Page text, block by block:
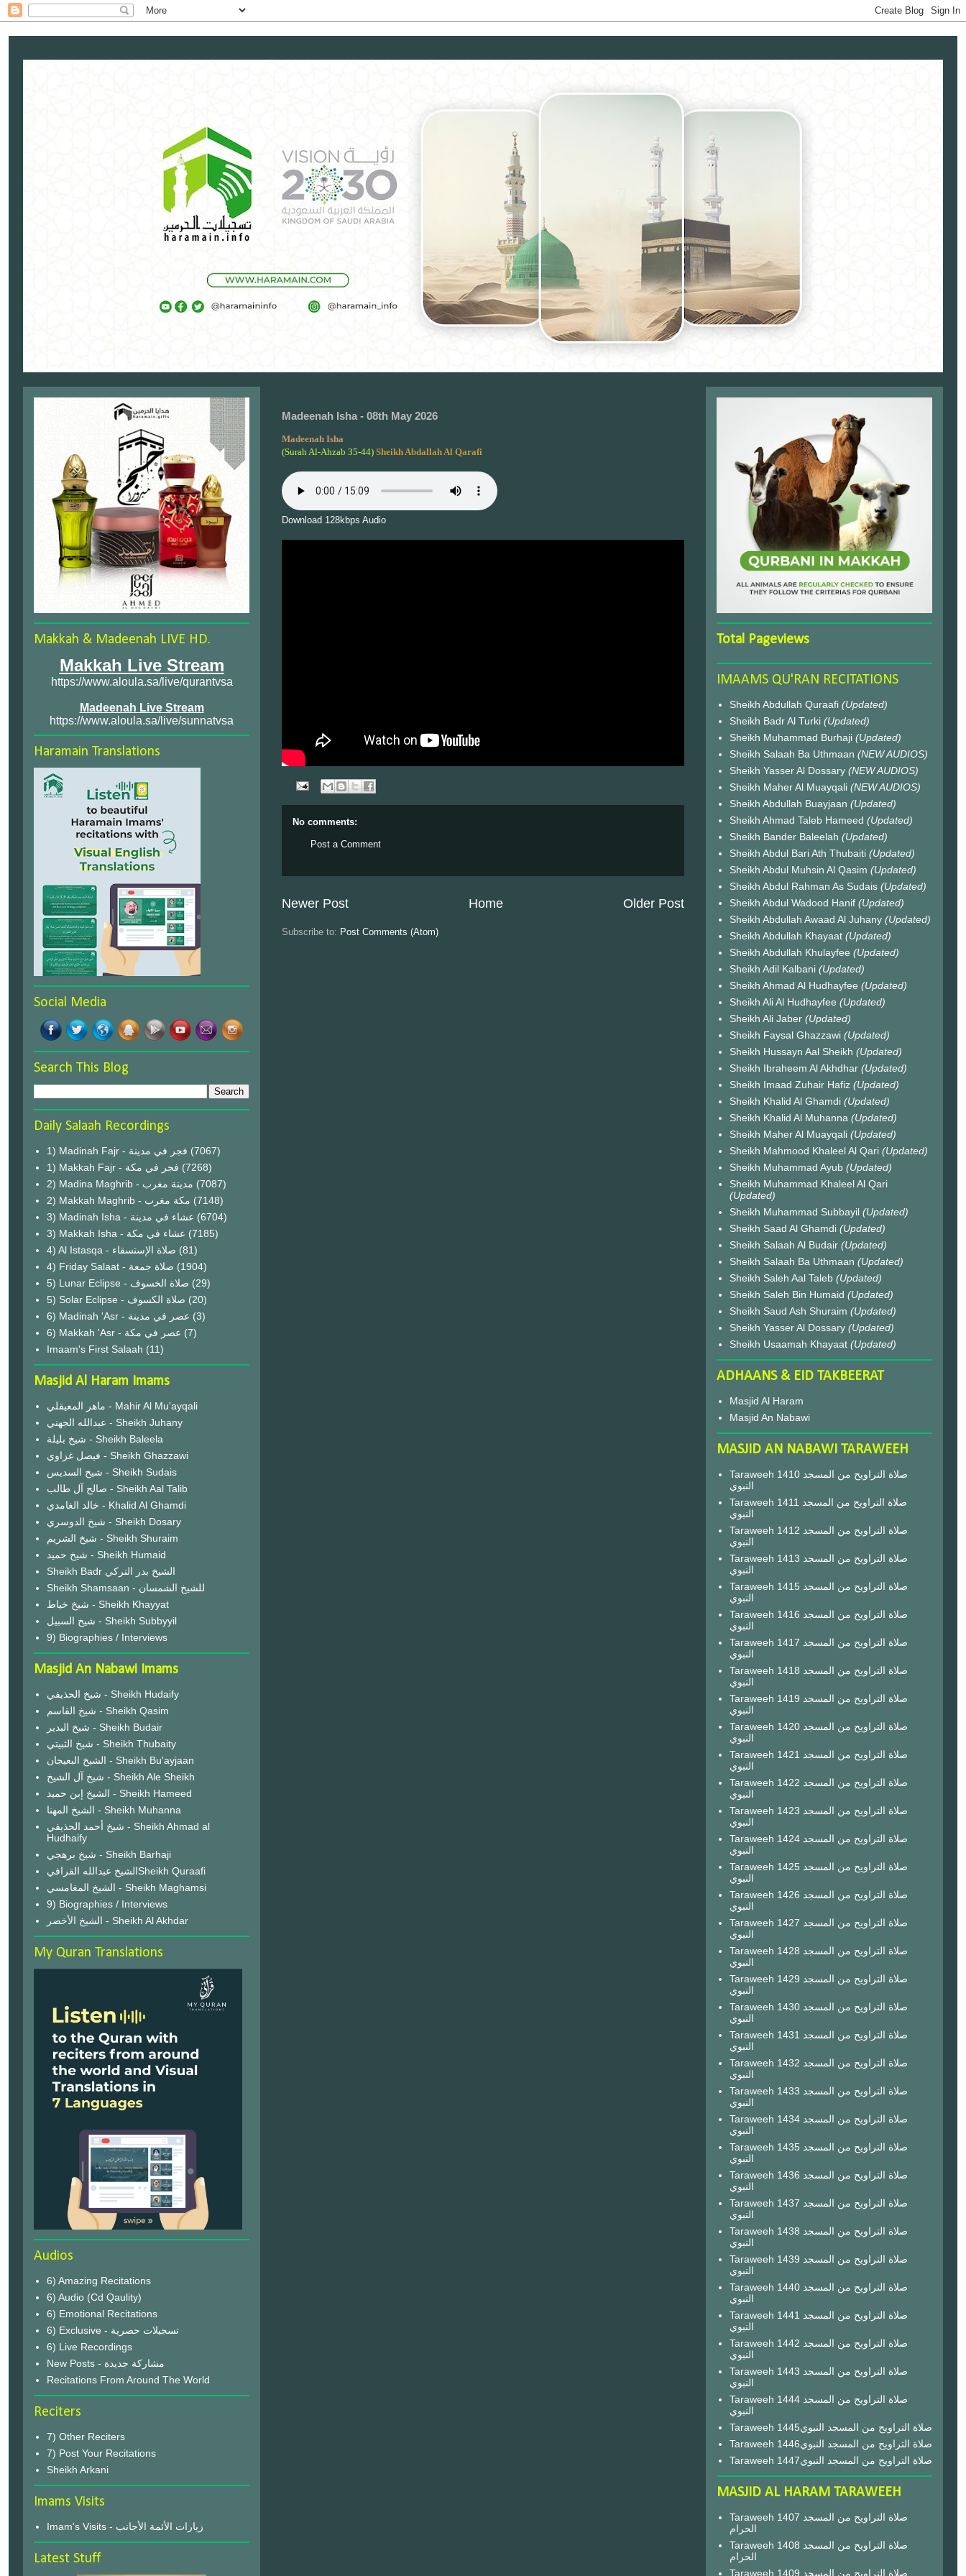
Madeenah Isha - 08th May 2026
Madeenah Isha
(Surah Al-Ahzab 35-44) Sheikh Abdallah Al Qarafi
Download 128kbps Audio
No comments:
Post a Comment
Newer Post Older Post
Home
Subscribe to: Post Comments (Atom)
Makkah & Madeenah LIVE HD.
Makkah Live Stream
https://www.aloula.sa/live/qurantvsa
Madeenah Live Stream
https://www.aloula.sa/live/sunnatvsa
Haramain Translations
Social Media
Search This Blog
Daily Salaah Recordings
1) Madinah Fajr - فجر في مدينة (7067)
1) Makkah Fajr - فجر في مكة (7268)
2) Madina Maghrib - مدينة مغرب (7087)
2) Makkah Maghrib - مكة مغرب (7148)
3) Madinah Isha - عشاء في مدينة (6704)
3) Makkah Isha - عشاء في مكة (7185)
4) Al Istasqa - صلاة الإستسقاء (81)
4) Friday Salaat - صلاة جمعة (1904)
5) Lunar Eclipse - صلاة الخسوف (29)
(20)
6) Madinah 'Asr - عصر في مدينة (3)
6) Makkah 'Asr - عصر في مكة (7)
Imaam's First Salaah (11)
Masjid Al Haram Imams
ماهر المعيقلي - Mahir Al Mu'ayqali
عبدالله الجهني - Sheikh Juhany
شيخ بليلة - Sheikh Baleela
فيصل غزاوي - Sheikh Ghazzawi
شيخ السديس - Sheikh Sudais
صالح آل طالب - Sheikh Aal Talib
خالد الغامدي - Khalid Al Ghamdi
شيخ الدوسري - Sheikh Dosary
شيخ الشريم - Sheikh Shuraim
شيخ حميد - Sheikh Humaid
Sheikh Badr الشيخ بدر التركي
Sheikh Shamsaan - للشيخ الشمسان
شيخ خياط - Sheikh Khayyat
شيخ السبيل - Sheikh Subbyyil
9) Biographies / Interviews
Masjid An Nabawi Imams
شيخ الحذيفي - Sheikh Hudaify
شيخ القاسم - Sheikh Qasim
شيخ البدير - Sheikh Budair
شيخ الثبيتي - Sheikh Thubaity
الشيخ البعيجان - Sheikh Bu'ayjaan
شيخ آل الشيخ - Sheikh Ale Sheikh
الشيخ إبن حميد - Sheikh Hameed
الشيخ المهنا - Sheikh Muhanna
شيخ أحمد الحذيفي - Sheikh Ahmad al
Hudhaify
شيخ برهجي - Sheikh Barhaji
الشيخ عبدالله القرافيSheikh Quraafi
الشيخ المغامسي - Sheikh Maghamsi
9) Biographies / Interviews
الشيخ الأخضر - Sheikh Al Akhdar
My Quran Translations
Audios
6) Amazing Recitations
6) Audio (Cd Qaulity)
6) Emotional Recitations
6) Exclusive - تسجيلات حصرية
6) Live Recordings
New Posts - مشاركة جديدة
Recitations From Around The World
Reciters
7) Other Reciters
7) Post Your Recitations
Sheikh Arkani
Imams Visits
Imam's Visits - زيارات الأئمة الأجانب
Latest Stuff
Total Pageviews
IMAAMS QU'RAN RECITATIONS
Sheikh Abdullah Quraafi (Updated)
Sheikh Badr Al Turki (Updated)
Sheikh Muhammad Burhaji (Updated)
Sheikh Salaah Ba Uthmaan (NEW AUDIOS)
Sheikh Yasser Al Dossary (NEW AUDIOS)
Sheikh Maher Al Muayqali (NEW AUDIOS)
Sheikh Abdullah Buayjaan (Updated)
Sheikh Ahmad Taleb Hameed (Updated)
Sheikh Bander Baleelah (Updated)
Sheikh Abdul Bari Ath Thubaiti (Updated)
Sheikh Abdul Muhsin Al Qasim (Updated)
Sheikh Abdul Rahman As Sudais (Updated)
Sheikh Abdul Wadood Hanif (Updated)
Sheikh Abdullah Awaad Al Juhany (Updated)
Sheikh Abdullah Khayaat (Updated)
Sheikh Abdullah Khulayfee (Updated)
Sheikh Adil Kalbani (Updated)
Sheikh Ahmad Al Hudhayfee (Updated)
Sheikh Ali Al Hudhayfee (Updated)
Sheikh Ali Jaber (Updated)
Sheikh Faysal Ghazzawi (Updated)
Sheikh Hussayn Aal Sheikh (Updated)
Sheikh Ibraheem Al Akhdhar (Updated)
Sheikh Imaad Zuhair Hafiz (Updated)
Sheikh Khalid Al Ghamdi (Updated)
Sheikh Khalid Al Muhanna (Updated)
Sheikh Maher Al Muayqali (Updated)
Sheikh Mahmood Khaleel Al Qari (Updated)
Sheikh Muhammad Ayub (Updated)
Sheikh Muhammad Khaleel Al Qari
(Updated)
Sheikh Muhammad Subbayil (Updated)
Sheikh Saad Al Ghamdi (Updated)
Sheikh Salaah Al Budair (Updated)
Sheikh Salaah Ba Uthmaan (Updated)
Sheikh Saleh Aal Taleb (Updated)
Sheikh Saleh Bin Humaid (Updated)
Sheikh Saud Ash Shuraim (Updated)
Sheikh Yasser Al Dossary (Updated)
Sheikh Usaamah Khayaat (Updated)
ADHAANS & EID TAKBEERAT
Masjid Al Haram
Masjid An Nabawi
MASJID AN NABAWI TARAWEEH
Taraweeh 1410 صلاة التراويح من المسجد
النبوي
Taraweeh 1411 صلاة التراويح من المسجد
النبوي
Taraweeh 1412 صلاة التراويح من المسجد
النبوي
Taraweeh 1413 صلاة التراويح من المسجد
النبوي
Taraweeh 1415 صلاة التراويح من المسجد
النبوي
Taraweeh 1416 صلاة التراويح من المسجد
النبوي
Taraweeh 1417 صلاة التراويح من المسجد
النبوي
Taraweeh 1418 صلاة التراويح من المسجد
النبوي
Taraweeh 1419 صلاة التراويح من المسجد
النبوي
Taraweeh 1420 صلاة التراويح من المسجد
النبوي
Taraweeh 1421 صلاة التراويح من المسجد
النبوي
Taraweeh 1422 صلاة التراويح من المسجد
النبوي
Taraweeh 1423 صلاة التراويح من المسجد
النبوي
Taraweeh 1424 صلاة التراويح من المسجد
النبوي
Taraweeh 1425 صلاة التراويح من المسجد
النبوي
Taraweeh 1426 صلاة التراويح من المسجد
النبوي
Taraweeh 1427 صلاة التراويح من المسجد
النبوي
Taraweeh 1428 صلاة التراويح من المسجد
النبوي
Taraweeh 1429 صلاة التراويح من المسجد
النبوي
Taraweeh 1430 صلاة التراويح من المسجد
النبوي
Taraweeh 1431 صلاة التراويح من المسجد
النبوي
Taraweeh 1432 صلاة التراويح من المسجد
النبوي
Taraweeh 1433 صلاة التراويح من المسجد
النبوي
Taraweeh 1434 صلاة التراويح من المسجد
النبوي
Taraweeh 1435 صلاة التراويح من المسجد
النبوي
Taraweeh 1436 صلاة التراويح من المسجد
النبوي
Taraweeh 1437 صلاة التراويح من المسجد
النبوي
Taraweeh 1438 صلاة التراويح من المسجد
النبوي
Taraweeh 1439 صلاة التراويح من المسجد
النبوي
Taraweeh 1440 صلاة التراويح من المسجد
النبوي
Taraweeh 1441 صلاة التراويح من المسجد
النبوي
Taraweeh 1442 صلاة التراويح من المسجد
النبوي
Taraweeh 1443 صلاة التراويح من المسجد
النبوي
Taraweeh 1444 صلاة التراويح من المسجد
النبوي
Taraweeh 1445صلاة التراويح من المسجد النبوي
Taraweeh 1446صلاة التراويح من المسجد النبوي
Taraweeh 1447صلاة التراويح من المسجد النبوي
MASJID AL HARAM TARAWEEH
Taraweeh 1407 صلاة التراويح من المسجد
الحرام
Taraweeh 1408 صلاة التراويح من المسجد
الحرام
Taraweeh 1409 صلاة التراويح من المسجد